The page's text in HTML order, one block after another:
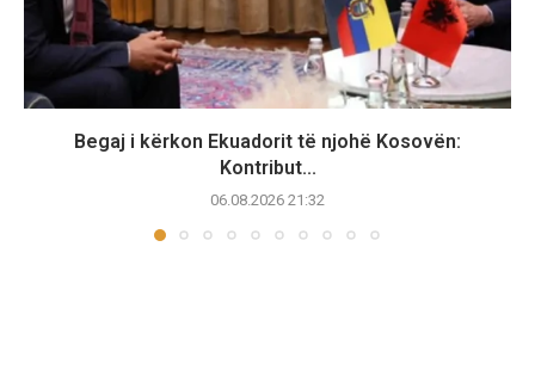
Begaj i kërkon Ekuadorit të njohë Kosovën:
Kontribut...
06.08.2026 21:32